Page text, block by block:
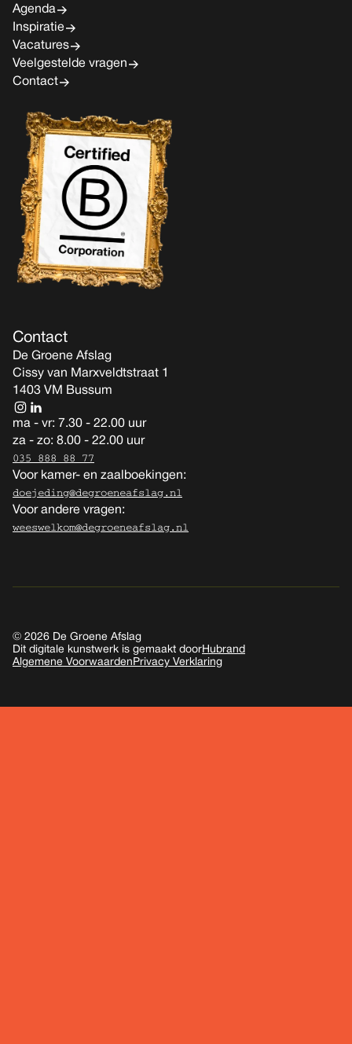
Agenda
Inspiratie
Vacatures
Veelgestelde vragen
Contact
Contact
De Groene Afslag
Cissy van Marxveldtstraat 1
1403 VM Bussum
ma - vr: 7.30 - 22.00 uur
za - zo: 8.00 - 22.00 uur
035 888 88 77
Voor kamer- en zaalboekingen:
doejeding@degroeneafslag.nl
Voor andere vragen:
weeswelkom@degroeneafslag.nl
© 2026 De Groene Afslag
Dit digitale kunstwerk is gemaakt doorHubrand
Algemene Voorwaarden Privacy Verklaring